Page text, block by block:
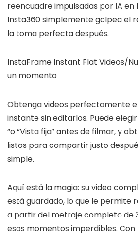
reencuadre impulsadas por IA en
Insta360 simplemente golpea el
la toma perfecta después.
InstaFrame Instant Flat Videos/
un momento
Obtenga videos perfectamente
instante sin editarlos. Puede elegir
“o “Vista fija” antes de filmar, y
listos para compartir justo
simple.
Aquí está la magia: su video
está guardado, lo que le permite
a partir del metraje completo de
esos momentos imperdibles. Con